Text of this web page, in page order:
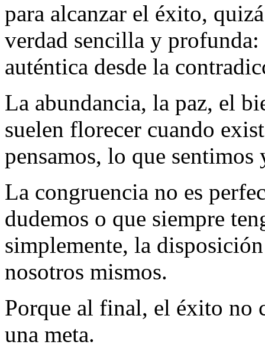
para alcanzar el éxito,
verdad sencilla y
auténtica desde la
La abundancia, la paz, el
suelen florecer cuando
pensamos, lo que sentimos
La congruencia no es
dudemos o que siempre
simplemente, la
nosotros mismos.
Porque al final, el éxito no
una meta.